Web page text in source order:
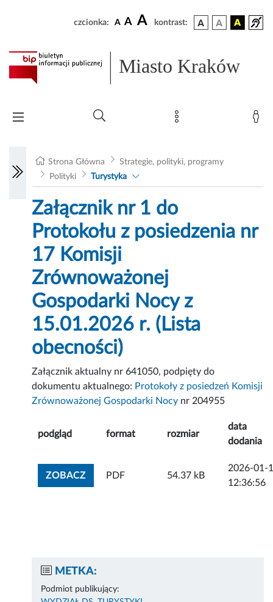
czcionka: A A A kontrast:
Miasto Kraków
Strona Główna
Strategie, polityki, programy
Polityki
Turystyka
Załącznik nr 1 do
Protokołu z posiedzenia nr
17 Komisji
Zrównoważonej
Gospodarki Nocy z
15.01.2026 r. (Lista
obecności)
Załącznik aktualny nr 641050, podpięty do
dokumentu aktualnego: Protokoły z posiedzeń Komisji
Zrównoważonej Gospodarki Nocy nr 204955
podgląd format rozmiar
data
dodania
ZOBACZZOBACZ ZAŁĄCZNIK
PDF 54.37 kB
2026-01-
12:36:56
METKA:
Podmiot publikujący: